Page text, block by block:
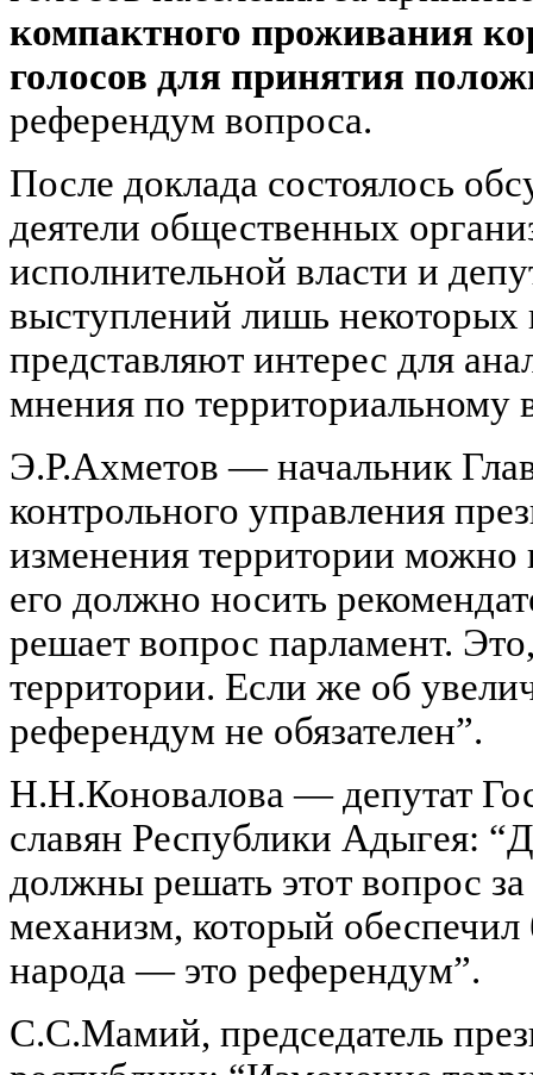
компактного проживания
голосов для принятия
референдум вопроса.
После доклада состоялось
деятели общественных
исполнительной власти и
выступлений лишь
представляют интерес для
мнения по территориальному
Э.Р.Ахметов — начальник
контрольного управления
изменения территории
его должно носить
решает вопрос парламент.
территории. Если же об
референдум не обязателен”.
Н.Н.Коновалова — депутат
славян Республики Адыгея:
должны решать этот вопрос
механизм, который
народа — это референдум”.
С.С.Мамий, председатель